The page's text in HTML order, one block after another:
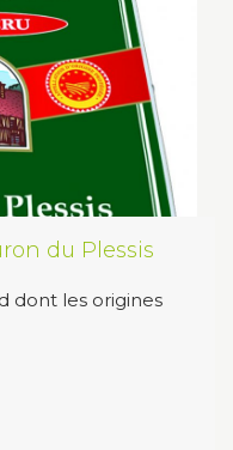
du Plessis
dont les origines